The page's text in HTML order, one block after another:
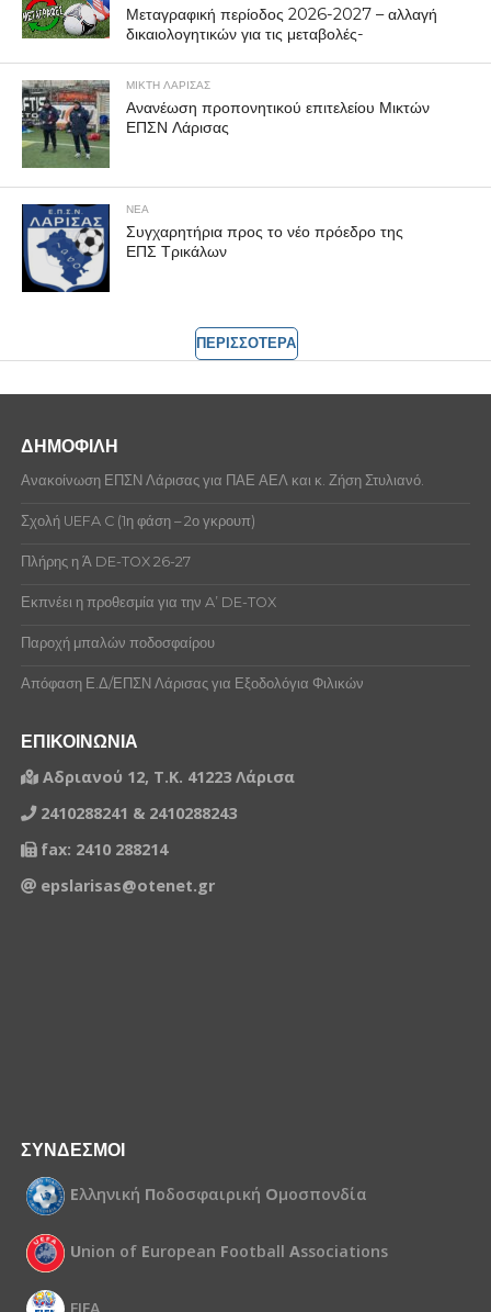
Μεταγραφική περίοδος 2026-2027 – αλλαγή
δικαιολογητικών για τις μεταβολές-
ΜΙΚΤΗ ΛΑΡΙΣΑΣ
Ανανέωση προπονητικού επιτελείου Μικτών
ΕΠΣΝ Λάρισας
ΝΕΑ
Συγχαρητήρια προς το νέο πρόεδρο της
ΕΠΣ Τρικάλων
ΠΕΡΙΣΣΟΤΕΡΑ
ΔΗΜΟΦΙΛΗ
Ανακοίνωση ΕΠΣΝ Λάρισας για ΠΑΕ ΑΕΛ και κ. Ζήση Στυλιανό.
Σχολή UEFA C (1η φάση – 2ο γκρουπ)
Πλήρης η Ά DE-TOX 26-27
Εκπνέει η προθεσμία για την A’ DE-TOX
Παροχή μπαλών ποδοσφαίρου
Απόφαση Ε.Δ/ΕΠΣΝ Λάρισας για Εξοδολόγια Φιλικών
ΕΠΙΚΟΙΝΩΝΙΑ
Αδριανού 12, Τ.Κ. 41223 Λάρισα
2410288241 & 2410288243
fax: 2410 288214
epslarisas@otenet.gr
ΣΥΝΔΕΣΜΟΙ
Ελληνική Ποδοσφαιρική Ομοσπονδία
Union of European Football Associations